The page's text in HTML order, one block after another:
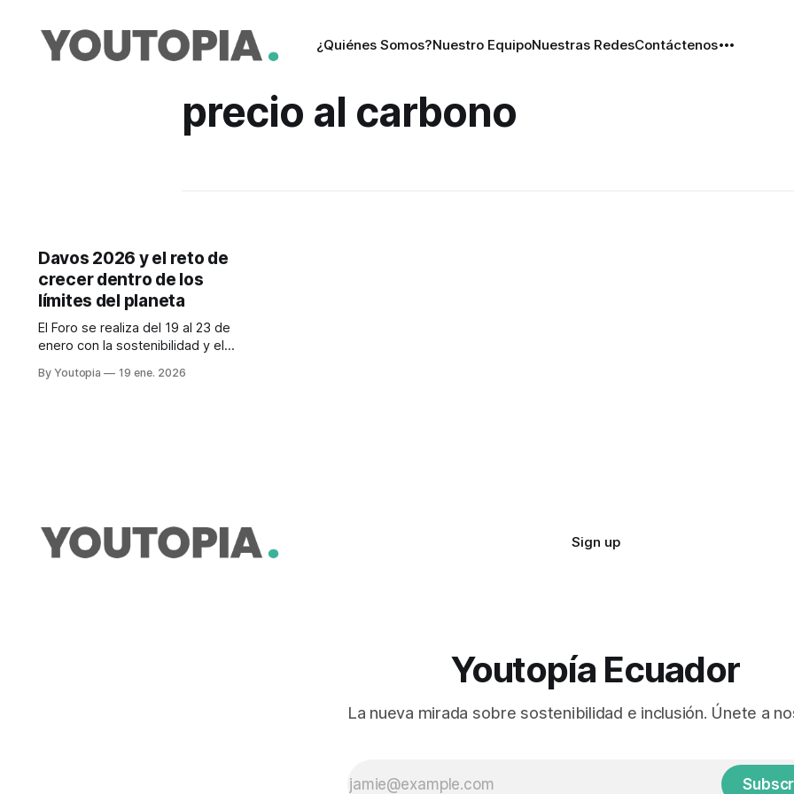
¿Quiénes Somos?Nuestro EquipoNuestras RedesContáctenos
precio al carbono
Davos 2026 y el reto de
crecer dentro de los
límites del planeta
El Foro se realiza del 19 al 23 de
enero con la sostenibilidad y el
un contexto de crisis ambiental y
By Youtopia 19 ene. 2026
Sign up
Youtopía Ecuador
La nueva mirada sobre sostenibilidad e inclusión. Únete a